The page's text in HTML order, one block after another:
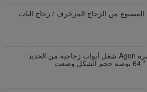
المصنوع من الزجاج المزخرف / زجاج الباب
معظم المعمرة Agon شغل أبواب زجاجية من الحديد